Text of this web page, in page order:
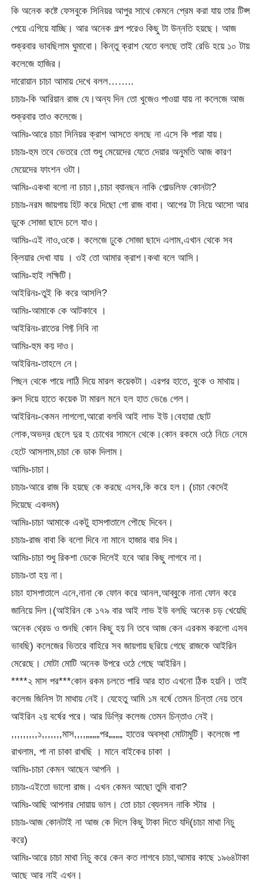
কি অনেক কষ্টে ফেসবুকে সিনিয়র আপুর সাথে কেমনে প্রেম করা যায় তার টিপ্স
পেয়ে এগিয়ে যাচ্ছি। আর অনেক গল্প পরেও কিছু টা উন্নতি হয়ছে। আজ
শুক্রবার ভাবছিলাম ঘুমাবো। কিন্তু ক্রাশ যেতে বলছে তাই রেডি হয়ে ১০ টায়
কলেজে হাজির।
দারোয়ান চাচা আমায় দেখে বলল……..
চাচাঃ-কি আরিয়ান রাজ যে।অন্য দিন তো খুজেও পাওয়া যায় না কলেজে আজ
শুক্রবার তাও কলেজে।
আমিঃ-আরে চাচা সিনিয়র ক্রাশ আসতে বলছে না এসে কি পারা যায়।
চাচাঃ-হুম তবে ভেতরে তো শুধু মেয়েদের যেতে দেয়ার অনুমতি আজ কারণ
মেয়েদের ফাংশন ওটা।
আমিঃ-একথা বলো না চাচা।,চাচা ব্যানছন নাকি গোল্ডলিফ কোনটা?
চাচাঃ-নরম জায়গায় হিট করে দিছো গো রাজ বাবা। আগের টা নিয়ে আসো আর
ডুকে সোজা ছাদে চলে যাও।
আমিঃ-এই নাও,ওকে। কলেজে ঢুকে সোজা ছাদে এলাম,এখান থেকে সব
ক্লিয়ার দেখা যায় । ওই তো আমার ক্রাশ।কথা বলে আসি।
আমিঃ-হাই লক্ষিটি।
আইরিনঃ-তুই কি করে আসলি?
আমিঃ-আমাকে কে আটকাবে ।
আইরিনঃ-রাতের গিফ্ট নিবি না
আমিঃ-হুম কয় দাও।
আইরিনঃ-তাহলে নে।
পিছন থেকে পায়ে লাঠি দিয়ে মারল কয়েকটা। এরপর হাতে, বুকে ও মাথায়।
রুল দিয়ে হাতে কয়েক টা মারল মনে হল হাত ভেঙে গেল।
আইরিনঃ-কেমন লাগলো,আরো বলবি আই লাভ ইউ।বেহায়া ছোট
লোক,অভদ্র ছেলে দুর হ চোখের সামনে থেকে।কোন রকমে ওঠে নিচে নেমে
হেটে আসলাম,চাচা কে ডাক দিলাম।
আমিঃ-চাচা।
চাচাঃ-আরে রাজ কি হয়ছে কে করছে এসব,কি করে হল। (চাচা কেদেই
দিয়েছে একদম)
আমিঃ-চাচা আমাকে একটু হাসপাতালে পৌছে দিবেন।
চাচাঃ-রাজ বাবা কি বলো দিবে না মানে হাজার বার দিব।
আমিঃ-চাচা শুধু রিকশা ডেকে দিলেই হবে আর কিছু লাগবে না।
চাচাঃ-তা হয় না।
চাচা হাসপাতালে এনে,নানা কে ফোন করে আনল,আব্বুকে নানা ফোন করে
জানিয়ে দিল।(আইরিন কে ১৭৯ বার আই লাভ ইউ বলছি অনেক চড় খেয়েছি
অনেক থ্রেড ও শুনছি কোন কিছু হয় নি তবে আজ কেন এরকম করলো এসব
ভাবছি) কলেজের ভিতরে বাহিরে সব জায়গায় ছরিয়ে গেছে রাজকে আইরিন
মেরেছে। মোটা মোটি অনেক উপরে ওঠে গেছে আইরিন।
****২ মাস পর***কোন রকম চলতে পারি আর হাত এখনো ঠিক হয়নি। তাই
কলেজ জিনিস টা মাথায় নেই। যেহেতু আমি ১ম বর্ষে তেমন চিন্তা নেয় তবে
আইরিন ২য় বর্ষের পরে। আর ডিগ্রি কলেজ তেমন চিন্তাও নেই।
,,,,,,,,,১,,,,,,,মাস,,,,„„„„পর„„„„ হাতের অবস্থা মোটামুটি। কলেজে পা
রাখলাম, পা না চাকা রাখছি । মানে বাইকের চাকা ।
আমিঃ-চাচা কেমন আছেন আপনি ।
চাচাঃ-এইতো ভালো রাজ। এখন কেমন আছো তুমি বাবা?
আমিঃ-আছি আপনার দোয়ায় ভাল। তো চাচা ব্যেনসন নাকি স্টার ।
চাচাঃ-আজ কোনটাই না আজ কে দিলে কিছু টাকা দিতে যদি(চাচা মাথা নিচু
করে)
আমিঃ-আরে চাচা মাথা নিচু করে কেন কত লাগবে চাচা,আমার কাছে ১৯৬৪টাকা
আছে আর নাই এখন।